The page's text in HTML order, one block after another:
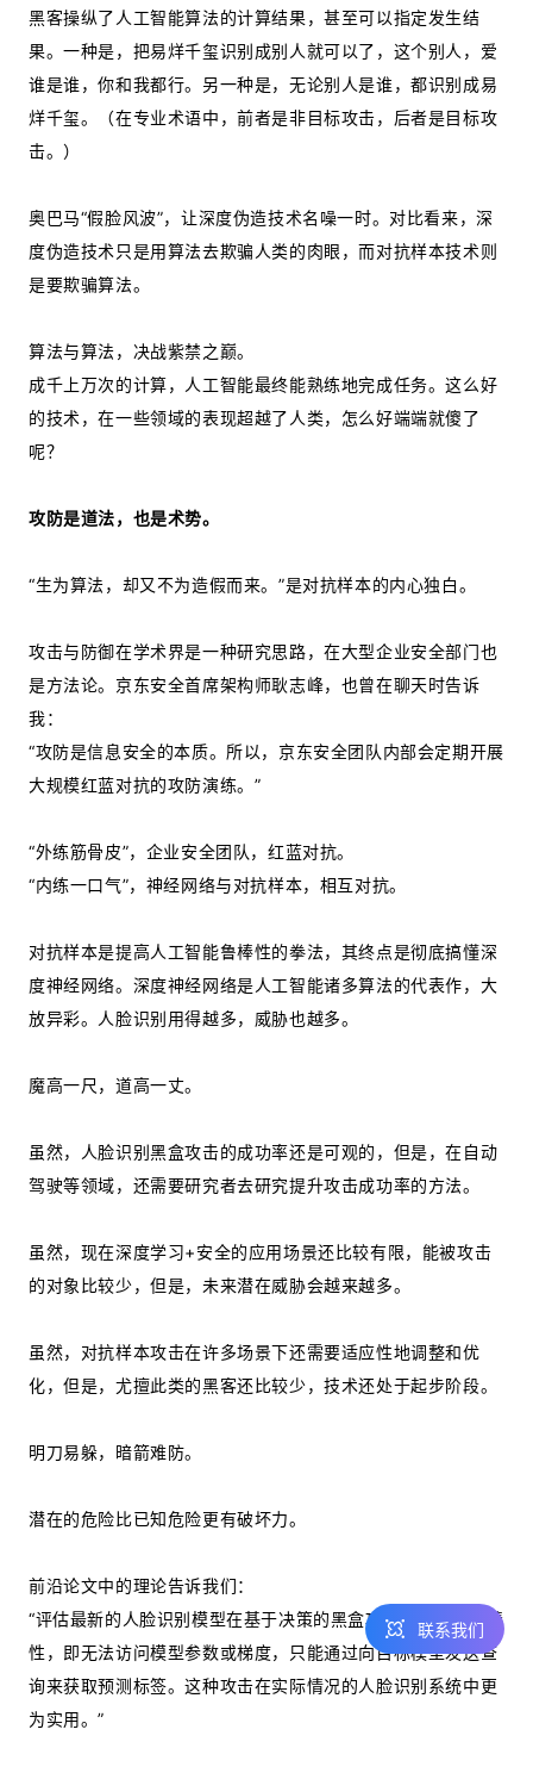
黑客操纵了人工智能算法的计算结果，甚至可以指定发生结
果。一种是，把易烊千玺识别成别人就可以了，这个别人，爱
谁是谁，你和我都行。另一种是，无论别人是谁，都识别成易
烊千玺。（在专业术语中，前者是非目标攻击，后者是目标攻
击。）
奥巴马“假脸风波”，让深度伪造技术名噪一时。对比看来，深
度伪造技术只是用算法去欺骗人类的肉眼，而对抗样本技术则
是要欺骗算法。
算法与算法，决战紫禁之巅。
成千上万次的计算，人工智能最终能熟练地完成任务。这么好
的技术，在一些领域的表现超越了人类，怎么好端端就傻了
呢？
攻防是道法，也是术势。
“生为算法，却又不为造假而来。”是对抗样本的内心独白。
攻击与防御在学术界是一种研究思路，在大型企业安全部门也
是方法论。京东安全首席架构师耿志峰，也曾在聊天时告诉
我：
“攻防是信息安全的本质。所以，京东安全团队内部会定期开展
大规模红蓝对抗的攻防演练。”
“外练筋骨皮”，企业安全团队，红蓝对抗。
“内练一口气”，神经网络与对抗样本，相互对抗。
对抗样本是提高人工智能鲁棒性的拳法，其终点是彻底搞懂深
度神经网络。深度神经网络是人工智能诸多算法的代表作，大
放异彩。人脸识别用得越多，威胁也越多。
魔高一尺，道高一丈。
虽然，人脸识别黑盒攻击的成功率还是可观的，但是，在自动
驾驶等领域，还需要研究者去研究提升攻击成功率的方法。
虽然，现在深度学习+安全的应用场景还比较有限，能被攻击
的对象比较少，但是，未来潜在威胁会越来越多。
虽然，对抗样本攻击在许多场景下还需要适应性地调整和优
化，但是，尤擅此类的黑客还比较少，技术还处于起步阶段。
明刀易躲，暗箭难防。
潜在的危险比已知危险更有破坏力。
前沿论文中的理论告诉我们：
“评估最新的人脸识别模型在基于决策的黑盒攻击环境下的鲁棒
性，即无法访问模型参数或梯度，只能通过向目标模型发送查
询来获取预测标签。这种攻击在实际情况的人脸识别系统中更
为实用。”
联系我们
400-803-1001